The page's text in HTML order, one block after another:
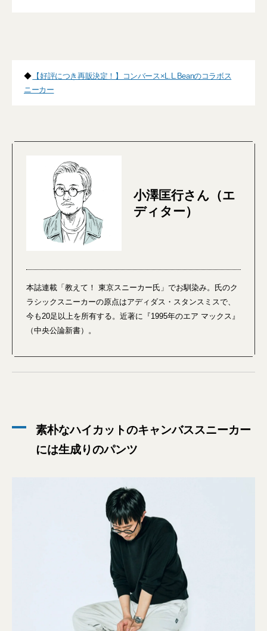
◆ 【好評につき再販決定！】コンバース×L.L.Beanのコラボス
ニーカー
小澤匡行さん（エ
ディター）
本誌連載「教えて！ 東京スニーカー氏」でお馴染み。氏のク
ラシックスニーカーの原点はアディダス・スタンスミスで、
今も20足以上を所有する。近著に『1995年のエア マックス』
（中央公論新書）。
素朴なハイカットのキャンバススニーカー
には生成りのパンツ